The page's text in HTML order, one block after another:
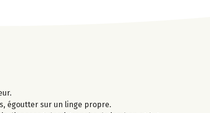
égoutter sur un linge propre.